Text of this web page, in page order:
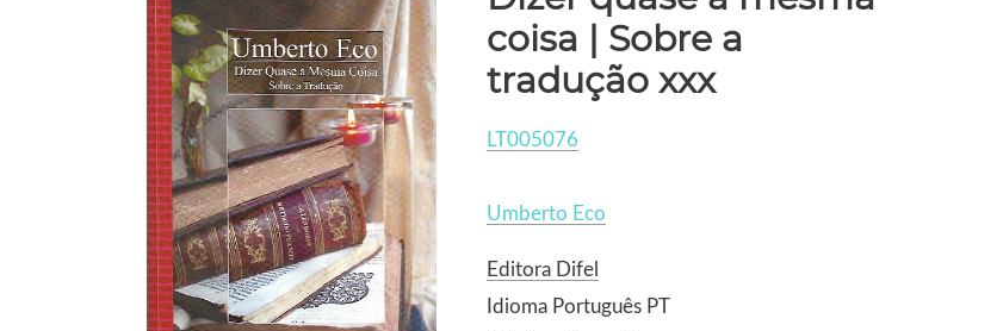
coisa | Sobre a
tradução xxx
LT005076
Umberto Eco
Editora Difel
Idioma Português PT